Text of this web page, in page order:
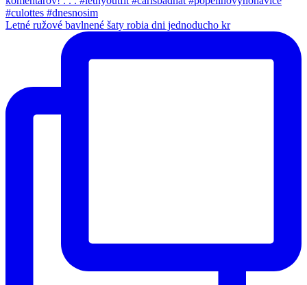
Letné ružové bavlnené šaty robia dni jednoducho kr